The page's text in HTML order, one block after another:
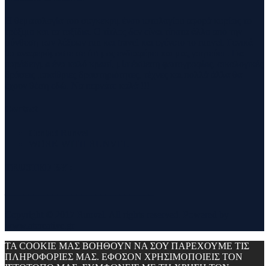
ΤΑ COOKIE ΜΑΣ ΒΟΗΘΟΥΝ ΝΑ ΣΟΥ ΠΑΡΕΧΟΥΜΕ ΤΙΣ
ΠΛΗΡΟΦΟΡΙΕΣ ΜΑΣ. ΕΦΟΣΟΝ ΧΡΗΣΙΜΟΠΟΙΕΙΣ ΤΟΝ